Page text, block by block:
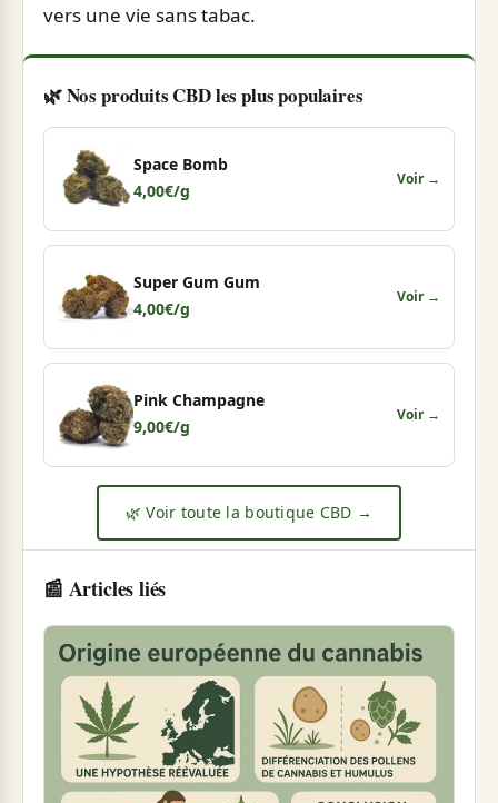
vers une vie sans tabac.
🌿 Nos produits CBD les plus populaires
Space Bomb
4,00€/g
Voir →
Super Gum Gum
4,00€/g
Voir →
Pink Champagne
9,00€/g
Voir →
🌿 Voir toute la boutique CBD →
📰 Articles liés